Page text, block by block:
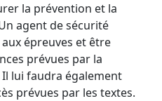
la prévention et la
agent de sécurité
épreuves et être
prévues par la
lui faudra également
prévues par les textes.